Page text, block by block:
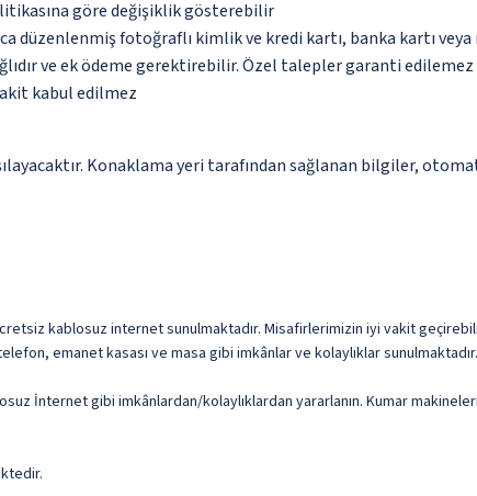
göre değişiklik gösterebilir
düzenlenmiş fotoğraflı kimlik ve kredi kartı, banka kartı
ve ek ödeme gerektirebilir. Özel talepler garanti edilemez
kabul edilmez
Konaklama yeri tarafından sağlanan bilgiler,
kablosuz internet sunulmaktadır. Misafirlerimizin iyi vakit
emanet kasası ve masa gibi imkânlar ve kolaylıklar sunulmaktadır.
İnternet gibi imkânlardan/kolaylıklardan yararlanın. Kumar